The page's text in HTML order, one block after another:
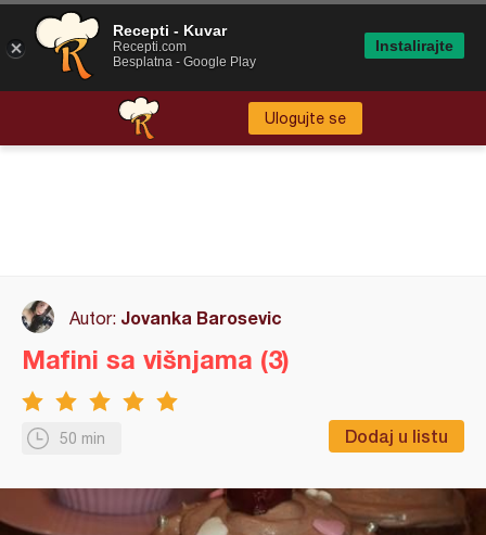
Ulogujte se
Autor: Jovanka Barosevic
50 min Dodaj u listu
Mafini sa višnjama (3)
Recepti - Kuvar
Recepti.com
Besplatna - Google Play
Instalirajte